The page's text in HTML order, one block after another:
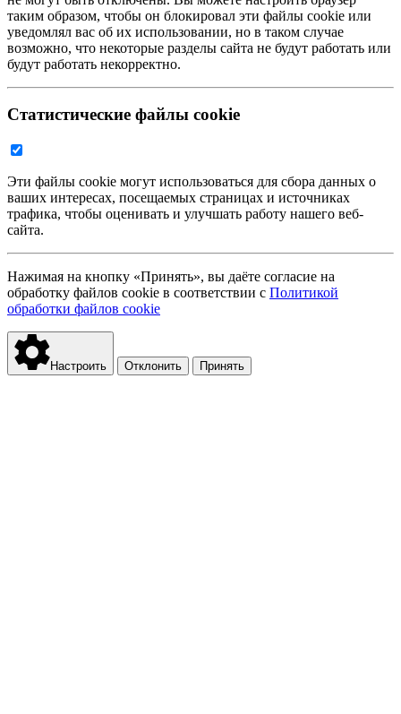
таким образом, чтобы он блокировал эти файлы cookie или
уведомлял вас об их использовании, но в таком случае
возможно, что некоторые разделы сайта не будут работать или
будут работать некорректно.
Статистические файлы cookie
Эти файлы cookie могут использоваться для сбора данных о
ваших интересах, посещаемых страницах и источниках
трафика, чтобы оценивать и улучшать работу нашего веб-
сайта.
Нажимая на кнопку «Принять», вы даёте согласие на
обработку файлов cookie в соответствии с Политикой
обработки файлов cookie
Настроить Отклонить Принять